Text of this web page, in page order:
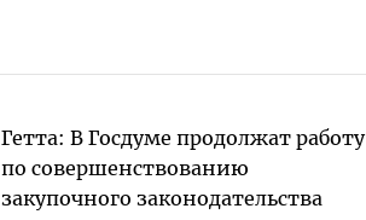
Гетта: В Госдуме продолжат работу
по совершенствованию
закупочного законодательства